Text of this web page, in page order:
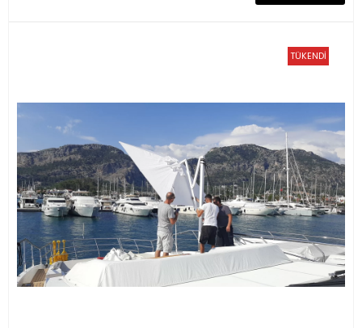
TÜKENDİ